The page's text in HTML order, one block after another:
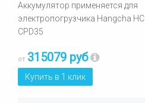
Аккумулятор применяется для
электропогрузчика Hangcha HC
CPD35
от 315079 руб
Купить в 1 клик